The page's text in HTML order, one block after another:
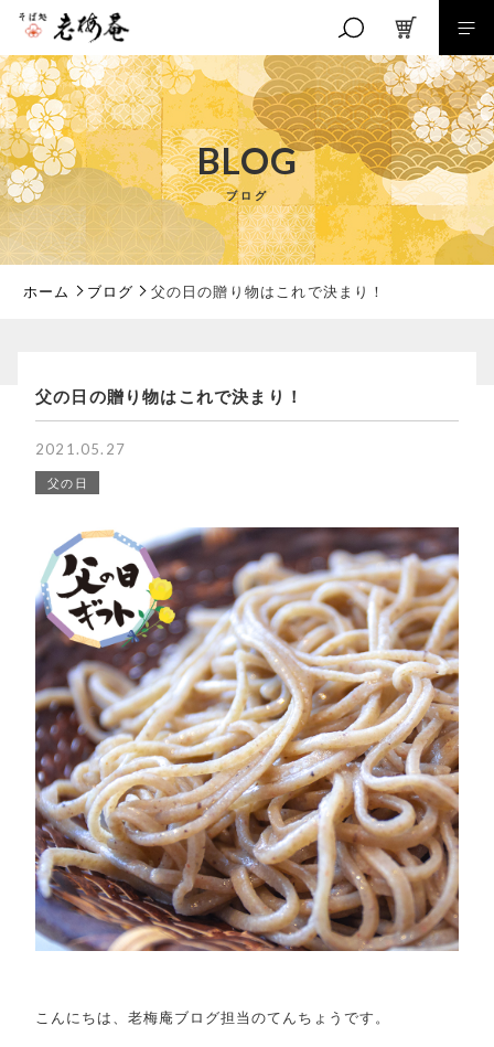
BLOG
ブログ
ホーム ブログ 父の日の贈り物はこれで決まり！
父の日の贈り物はこれで決まり！
2021.05.27
父の日
こんにちは、老梅庵ブログ担当のてんちょうです。
キーワード検索
こだわり検索
親カテゴリ
価格帯
その他
在庫あり セール
並び順